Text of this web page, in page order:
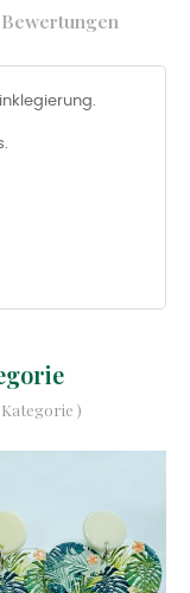
Bewertungen
)